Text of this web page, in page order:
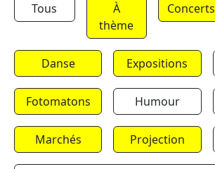
Tous
À
thème
Concerts
Danse Expositions
Fotomatons Humour
Marchés Projection